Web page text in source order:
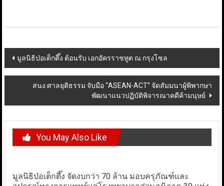
Post
navigation
มูลนิธิป่อเต็กตึ๊ง ต้อนรับ เอกอัครราชทูต ณ กรุงโซล
สนง.ศาลยุติธรรม จับมือ “ASEAN-ACT” จัดสัมมนาผู้พิพากษา
พัฒนาแนวปฏิบัติพิจารณาคดีค้ามนุษย์
You May Also Like
มูลนิธิป่อเต็กตึ๊ง จัดงบกว่า 70 ล้าน มอบครุภัณฑ์และ